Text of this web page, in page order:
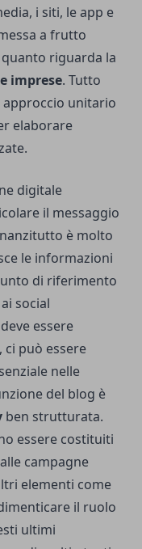
i siti, le app e
a frutto
riguarda la
imprese. Tutto
unitario
elaborare
digitale
il messaggio
è molto
le informazioni
di riferimento
social
essere
può essere
nelle
del blog è
ben strutturata.
essere costituiti
campagne
elementi come
il ruolo
ultimi